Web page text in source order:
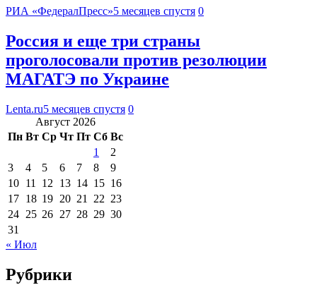
РИА «ФедералПресс»5 месяцев спустя 0
Россия и еще три страны
проголосовали против резолюции
МАГАТЭ по Украине
Lenta.ru5 месяцев спустя 0
Август 2026
Пн Вт Ср Чт Пт Сб Вс
1
2
3
4 5 6 7 8
9
10 11 12 13 14 15 16
17 18 19 20 21 22 23
24 25 26 27 28 29 30
31
« Июл
Рубрики